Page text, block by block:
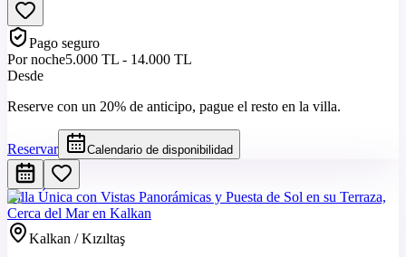
Pago seguro
Por noche5.000 TL - 14.000 TL
Desde
Reserve con un 20% de anticipo, pague el resto en la villa.
Reservar Calendario de disponibilidad
Villa Única con Vistas Panorámicas y Puesta de Sol en su Terraza,
Cerca del Mar en Kalkan
Kalkan / Kızıltaş